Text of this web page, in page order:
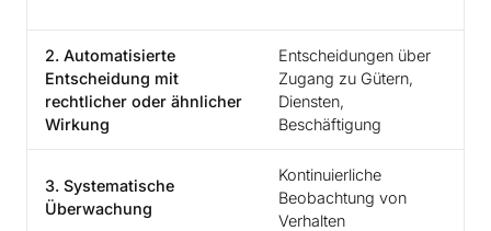
2. Automatisierte
Entscheidung mit
rechtlicher oder ähnlicher
Wirkung
Entscheidungen über
Zugang zu Gütern,
Diensten,
Beschäftigung
3. Systematische
Überwachung
Kontinuierliche
Beobachtung von
Verhalten